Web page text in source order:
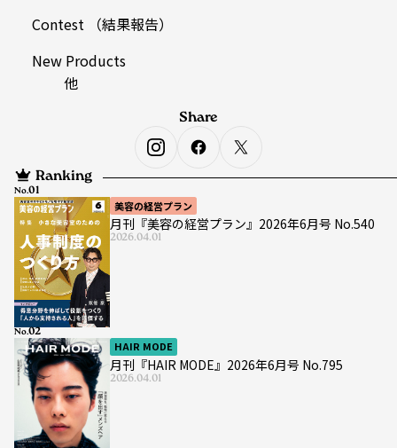
Contest （結果報告）
New Products
他
Ranking
美容の経営プラン
月刊『美容の経営プラン』2026年6月号 No.540
2026.04.01
No.
HAIR MODE
月刊『HAIR MODE』2026年6月号 No.795
2026.04.01
No.
Share